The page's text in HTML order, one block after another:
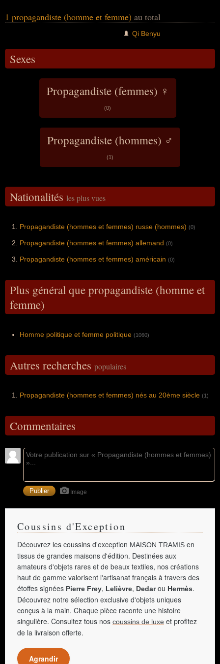
1 propagandiste (homme et femme) au total
Qi Benyu
Sexes
Propagandiste (femmes) ♀
(0)
Propagandiste (hommes) ♂
(1)
Nationalités les plus vues
Propagandiste (hommes et femmes) russe (hommes) (0)
Propagandiste (hommes et femmes) allemand (0)
Propagandiste (hommes et femmes) américain (0)
Plus général que propagandiste (homme et
femme)
Homme politique et femme politique (1060)
Autres recherches populaires
Propagandiste (hommes et femmes) nés au 20ème siècle (1)
Commentaires
Image
Coussins d'Exception
Découvrez les coussins d'exception MAISON TRAMIS en
tissus de grandes maisons d'édition. Destinées aux
amateurs d'objets rares et de beaux textiles, nos créations
haut de gamme valorisent l'artisanat français à travers des
étoffes signées Pierre Frey, Lelièvre, Dedarou Hermès.
Découvrez notre sélection exclusive d'objets uniques
conçus à la main. Chaque pièce raconte une histoire
singulière. Consultez tous nos coussins de luxe et profitez
de la livraison offerte.
Agrandir